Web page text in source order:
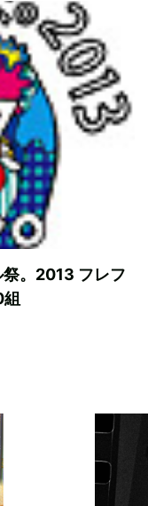
。2013 フレフ
組